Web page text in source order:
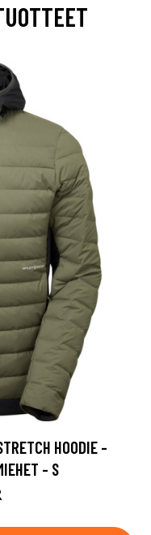
HOODIE -
- S